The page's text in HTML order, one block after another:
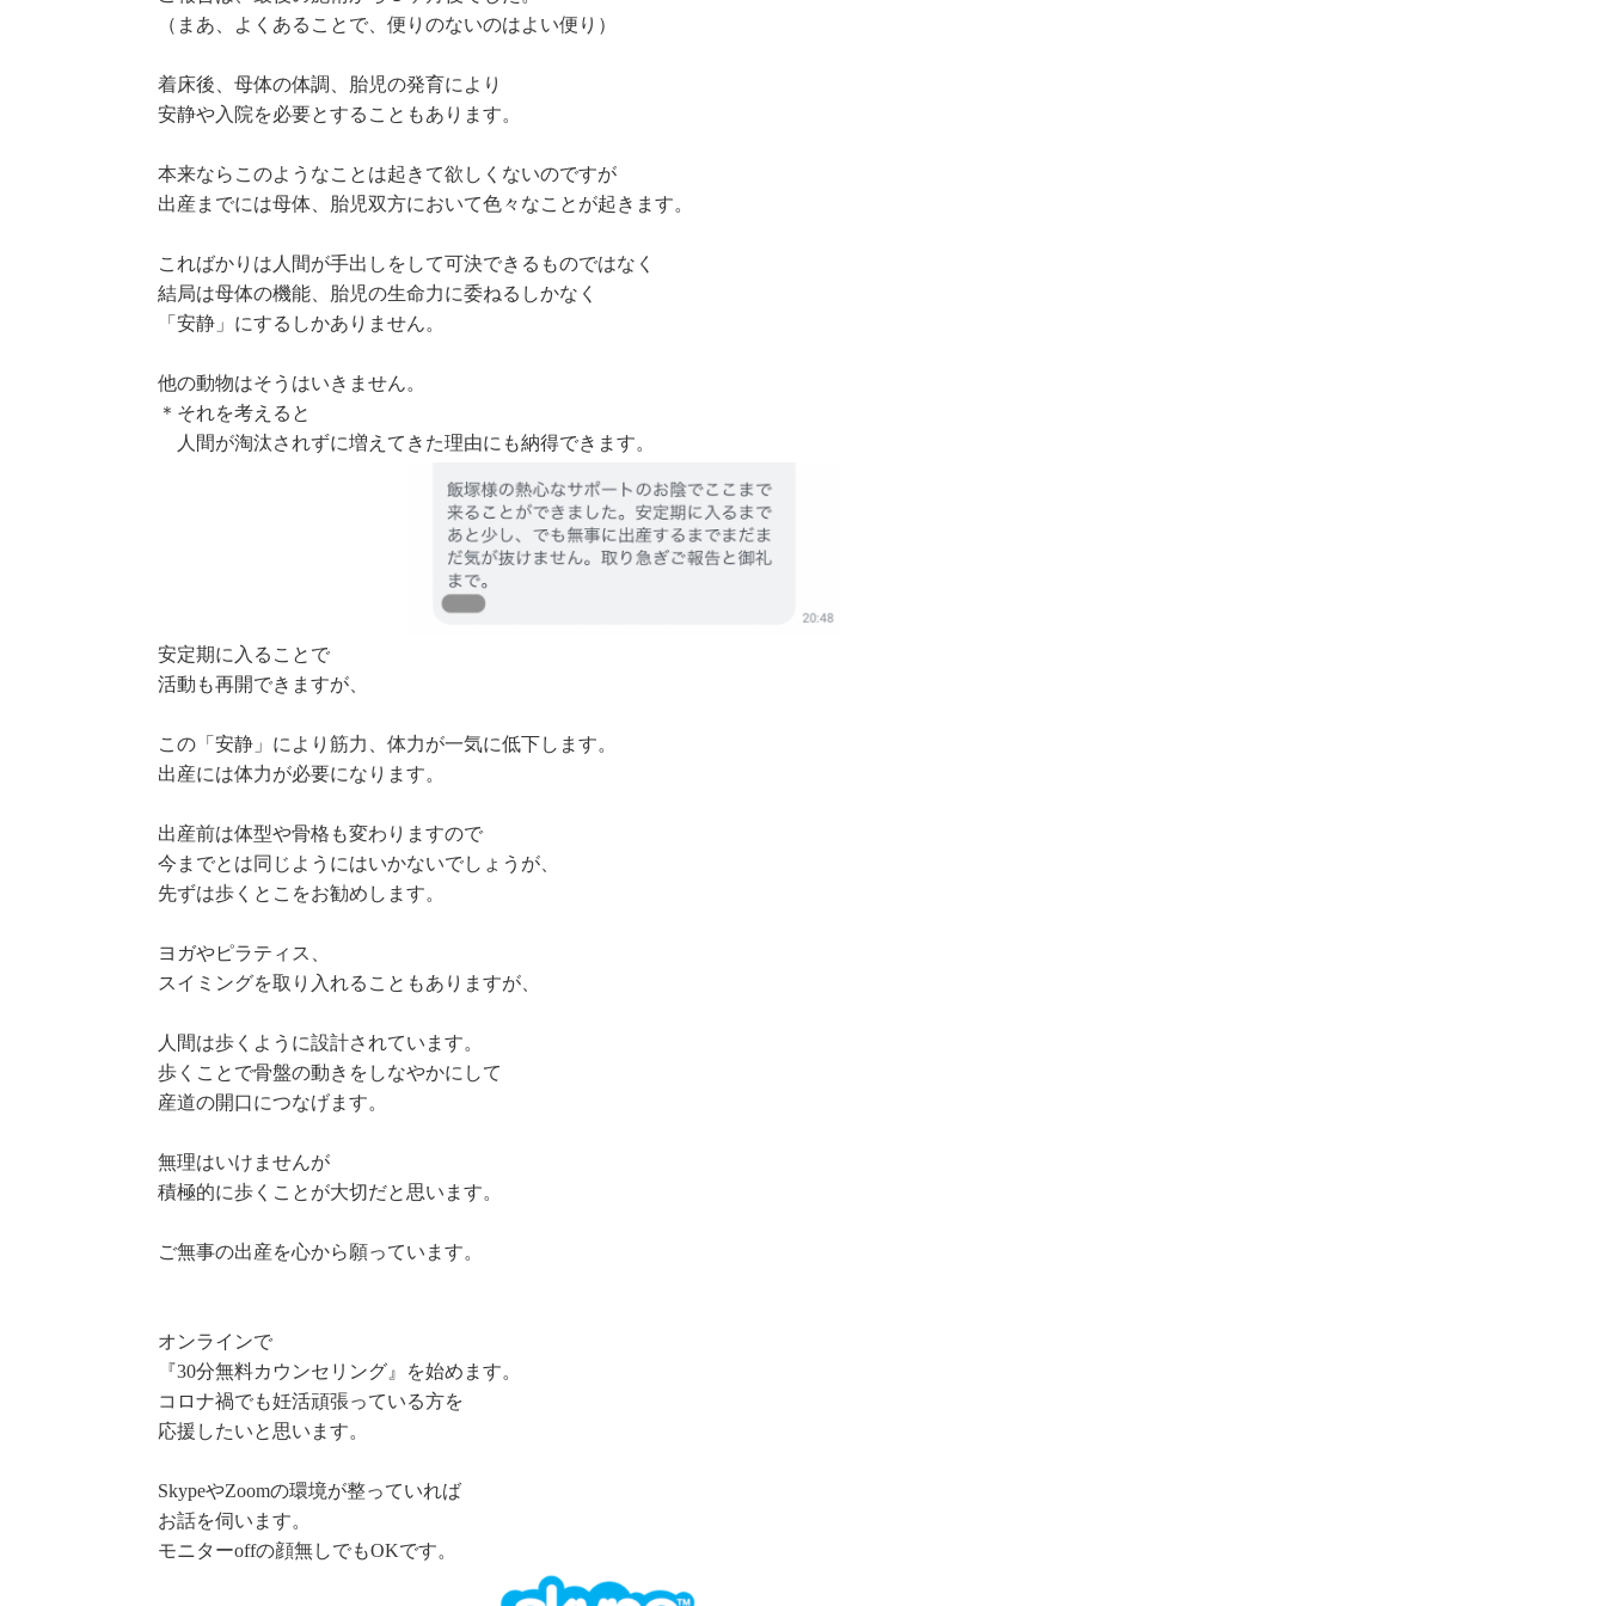
（まあ、よくあることで、便りのないのはよい便り）
着床後、母体の体調、胎児の発育により
安静や入院を必要とすることもあります。
本来ならこのようなことは起きて欲しくないのですが
出産までには母体、胎児双方において色々なことが起きます。
こればかりは人間が手出しをして可決できるものではなく
結局は母体の機能、胎児の生命力に委ねるしかなく
「安静」にするしかありません。
他の動物はそうはいきません。
＊それを考えると
人間が淘汰されずに増えてきた理由にも納得できます。
安定期に入ることで
活動も再開できますが、
この「安静」により筋力、体力が一気に低下します。
出産には体力が必要になります。
出産前は体型や骨格も変わりますので
今までとは同じようにはいかないでしょうが、
先ずは歩くとこをお勧めします。
ヨガやピラティス、
スイミングを取り入れることもありますが、
人間は歩くように設計されています。
歩くことで骨盤の動きをしなやかにして
産道の開口につなげます。
無理はいけませんが
積極的に歩くことが大切だと思います。
ご無事の出産を心から願っています。
オンラインで
『30分無料カウンセリング』を始めます。
コロナ禍でも妊活頑張っている方を
応援したいと思います。
SkypeやZoomの環境が整っていれば
お話を伺います。
モニターoffの顔無しでもOKです。